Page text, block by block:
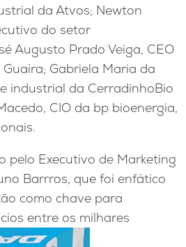
da Atvos; Newton
do setor
Augusto Prado Veiga, CEO
Gabriela Maria da
industrial da CerradinhoBio
CIO da bp bioenergia,
pelo Executivo de Marketing
Barrros, que foi enfático
como chave para
entre os milhares